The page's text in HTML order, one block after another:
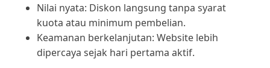
Nilai nyata: Diskon langsung tanpa syarat
kuota atau minimum pembelian.
Keamanan berkelanjutan: Website lebih
dipercaya sejak hari pertama aktif.